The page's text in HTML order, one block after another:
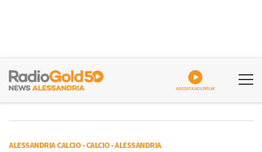
ASCOLTA GOLDPLAY
ALESSANDRIA CALCIO-CALCIO-ALESSANDRIA